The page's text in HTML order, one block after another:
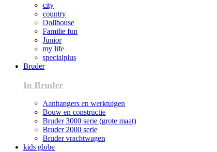
city
country
Dollhouse
Familie fun
Junior
my life
specialplus
Bruder
In Bruder
Aanhangers en werktuigen
Bouw en constructie
Bruder 3000 serie (grote maat)
Bruder 2000 serie
Bruder vrachtwagen
kids globe